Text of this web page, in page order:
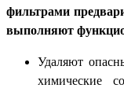
фильтрами
выполняют
Удаляют
химические